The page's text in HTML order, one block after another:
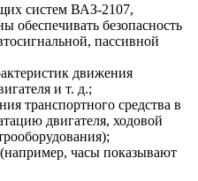
систем ВАЗ-2107,
обеспечивать безопасность
пассивной
движения
и т. д.;
транспортного средства в
двигателя, ходовой
часы показывают